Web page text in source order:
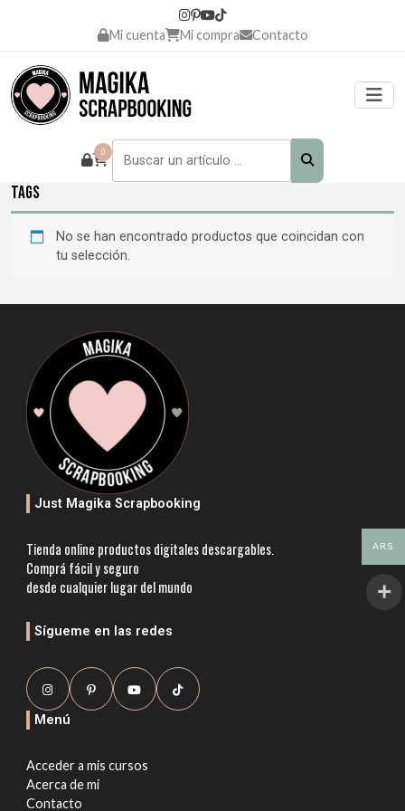
Mi cuenta Mi compra Contacto
0
tags
No se han encontrado productos que coincidan con
tu selección.
Just Magika Scrapbooking
Tienda online productos digitales descargables.
Comprá fácil y seguro
desde cualquier lugar del mundo
Sígueme en las redes
Menú
Acceder a mis cursos
Acerca de mi
Contacto
ARS